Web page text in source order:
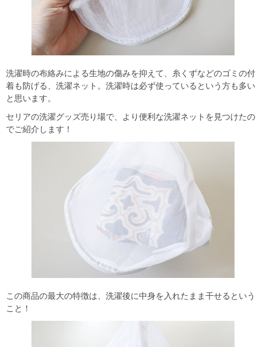
洗濯時の布絡みによる生地の傷みを抑えて、糸くずなどのゴミの付
着も防げる、洗濯ネット。洗濯時は必ず使っているという方も多い
と思います。
セリアの洗濯グッズ売り場で、より便利な洗濯ネットを見つけたの
でご紹介します！
この商品の最大の特徴は、洗濯後に中身を入れたまま干せるという
こと！